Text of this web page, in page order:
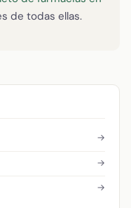
de todas ellas.
→
→
→